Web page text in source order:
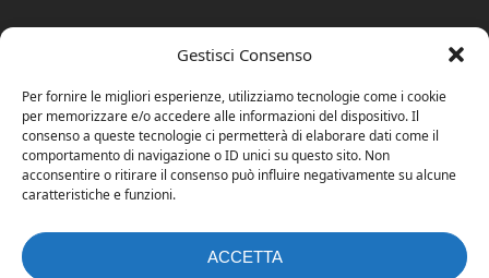
Gestisci Consenso
Per fornire le migliori esperienze, utilizziamo tecnologie come i cookie
per memorizzare e/o accedere alle informazioni del dispositivo. Il
consenso a queste tecnologie ci permetterà di elaborare dati come il
comportamento di navigazione o ID unici su questo sito. Non
acconsentire o ritirare il consenso può influire negativamente su alcune
caratteristiche e funzioni.
ACCETTA